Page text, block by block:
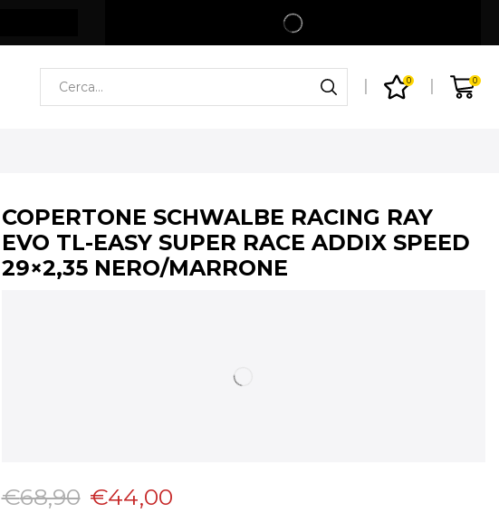
Spedizione gratuita per ordini superiori a 99€
0 0
COPERTONE SCHWALBE RACING RAY
EVO TL-EASY SUPER RACE ADDIX SPEED
29×2,35 NERO/MARRONE
€68,90 €44,00